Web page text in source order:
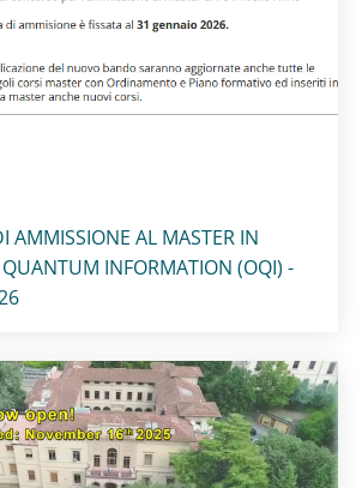
AMMISSIONE AL MASTER IN
INFORMATION (OQI) -